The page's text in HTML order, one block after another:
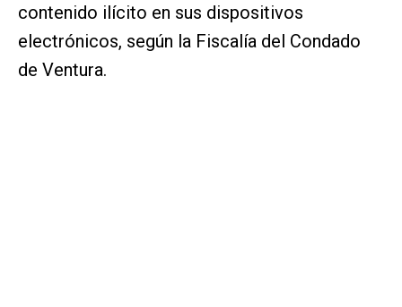
contenido ilícito en sus dispositivos
electrónicos, según la Fiscalía del Condado
de Ventura.